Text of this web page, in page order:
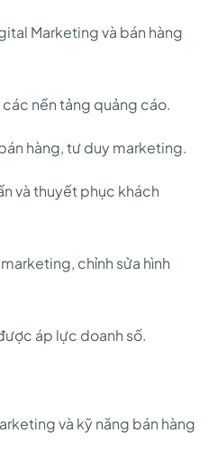
Marketing và bán hàng
các nền tảng quảng cáo.
hàng, tư duy marketing.
và thuyết phục khách
chỉnh sửa hình
áp lực doanh số.
và kỹ năng bán hàng